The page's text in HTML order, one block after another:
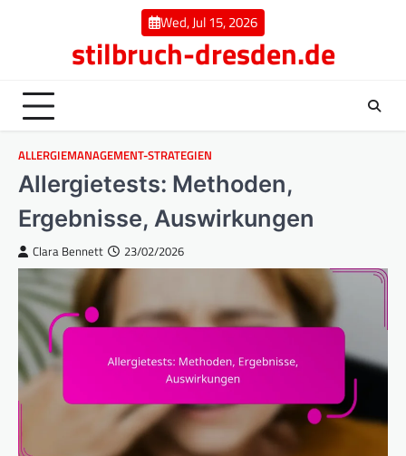
Wed, Jul 15, 2026
stilbruch-dresden.de
ALLERGIEMANAGEMENT-STRATEGIEN
Allergietests: Methoden,
Ergebnisse, Auswirkungen
Clara Bennett 23/02/2026